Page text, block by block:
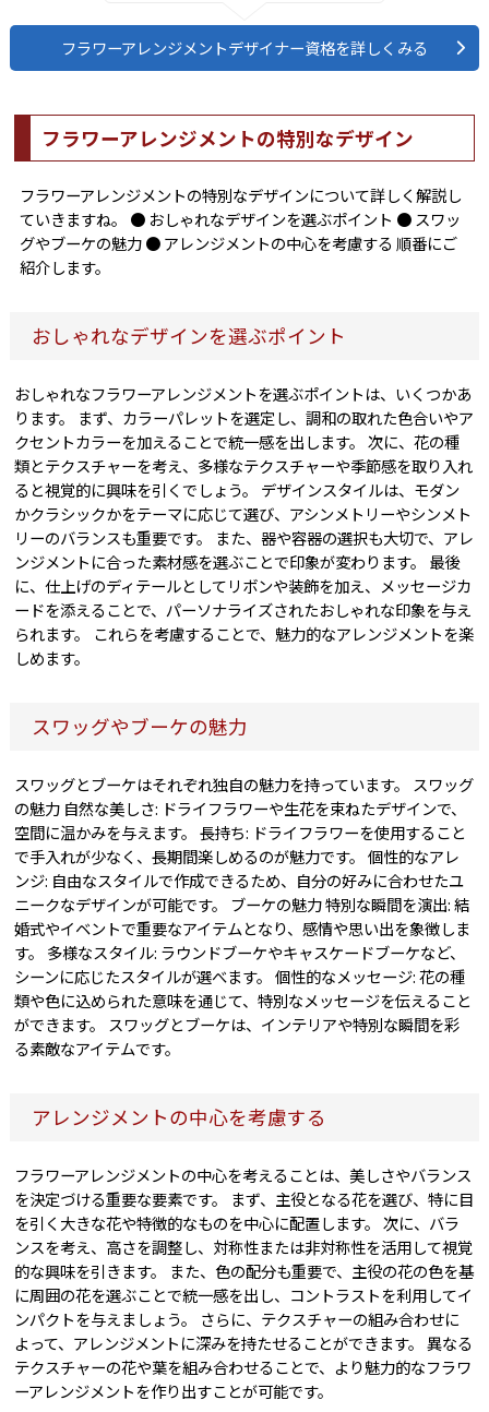
フラワーアレンジメントデザイナー資格を詳しくみる
フラワーアレンジメントの特別なデザイン
フラワーアレンジメントの特別なデザインについて詳しく解説し
ていきますね。 ● おしゃれなデザインを選ぶポイント ● スワッ
グやブーケの魅力 ● アレンジメントの中心を考慮する 順番にご
紹介します。
おしゃれなデザインを選ぶポイント
おしゃれなフラワーアレンジメントを選ぶポイントは、いくつかあ
ります。 まず、カラーパレットを選定し、調和の取れた色合いやア
クセントカラーを加えることで統一感を出します。 次に、花の種
類とテクスチャーを考え、多様なテクスチャーや季節感を取り入れ
ると視覚的に興味を引くでしょう。 デザインスタイルは、モダン
かクラシックかをテーマに応じて選び、アシンメトリーやシンメト
リーのバランスも重要です。 また、器や容器の選択も大切で、アレ
ンジメントに合った素材感を選ぶことで印象が変わります。 最後
に、仕上げのディテールとしてリボンや装飾を加え、メッセージカ
ードを添えることで、パーソナライズされたおしゃれな印象を与え
られます。 これらを考慮することで、魅力的なアレンジメントを楽
しめます。
スワッグやブーケの魅力
スワッグとブーケはそれぞれ独自の魅力を持っています。 スワッグ
の魅力 自然な美しさ: ドライフラワーや生花を束ねたデザインで、
空間に温かみを与えます。 長持ち: ドライフラワーを使用すること
で手入れが少なく、長期間楽しめるのが魅力です。 個性的なアレ
ンジ: 自由なスタイルで作成できるため、自分の好みに合わせたユ
ニークなデザインが可能です。 ブーケの魅力 特別な瞬間を演出: 結
婚式やイベントで重要なアイテムとなり、感情や思い出を象徴しま
す。 多様なスタイル: ラウンドブーケやキャスケードブーケなど、
シーンに応じたスタイルが選べます。 個性的なメッセージ: 花の種
類や色に込められた意味を通じて、特別なメッセージを伝えること
ができます。 スワッグとブーケは、インテリアや特別な瞬間を彩
る素敵なアイテムです。
アレンジメントの中心を考慮する
フラワーアレンジメントの中心を考えることは、美しさやバランス
を決定づける重要な要素です。 まず、主役となる花を選び、特に目
を引く大きな花や特徴的なものを中心に配置します。 次に、バラ
ンスを考え、高さを調整し、対称性または非対称性を活用して視覚
的な興味を引きます。 また、色の配分も重要で、主役の花の色を基
に周囲の花を選ぶことで統一感を出し、コントラストを利用してイ
ンパクトを与えましょう。 さらに、テクスチャーの組み合わせに
よって、アレンジメントに深みを持たせることができます。 異なる
テクスチャーの花や葉を組み合わせることで、より魅力的なフラワ
ーアレンジメントを作り出すことが可能です。